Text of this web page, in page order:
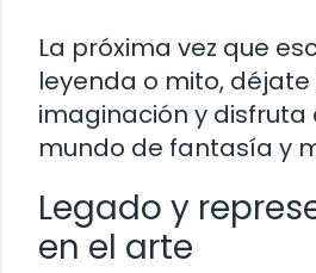
La próxima vez que
leyenda o mito,
imaginación y disfruta
mundo de fantasía y
Legado y
en el arte